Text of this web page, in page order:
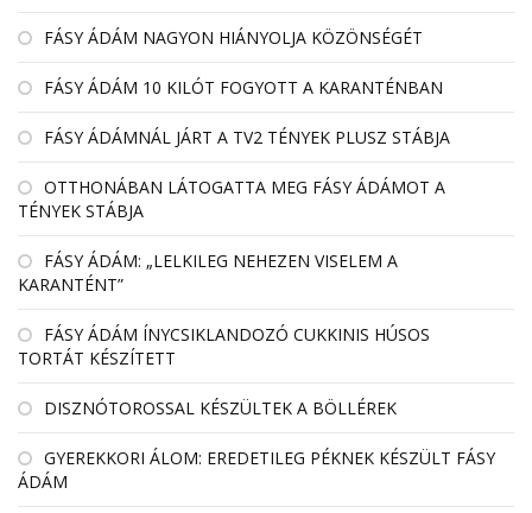
FÁSY ÁDÁM NAGYON HIÁNYOLJA KÖZÖNSÉGÉT
FÁSY ÁDÁM 10 KILÓT FOGYOTT A KARANTÉNBAN
FÁSY ÁDÁMNÁL JÁRT A TV2 TÉNYEK PLUSZ STÁBJA
OTTHONÁBAN LÁTOGATTA MEG FÁSY ÁDÁMOT A
TÉNYEK STÁBJA
FÁSY ÁDÁM: „LELKILEG NEHEZEN VISELEM A
KARANTÉNT”
FÁSY ÁDÁM ÍNYCSIKLANDOZÓ CUKKINIS HÚSOS
TORTÁT KÉSZÍTETT
DISZNÓTOROSSAL KÉSZÜLTEK A BÖLLÉREK
GYEREKKORI ÁLOM: EREDETILEG PÉKNEK KÉSZÜLT FÁSY
ÁDÁM